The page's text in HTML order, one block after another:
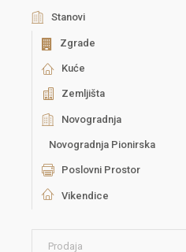
Stanovi
Zgrade
Kuće
Zemljišta
Novogradnja
Novogradnja Pionirska
Poslovni Prostor
Vikendice
Prodaja